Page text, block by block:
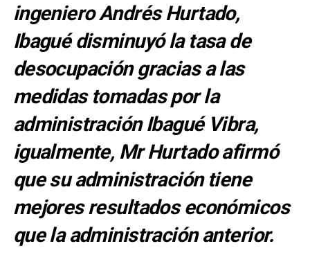
ingeniero Andrés Hurtado,
Ibagué disminuyó la tasa de
desocupación gracias a las
medidas tomadas por la
administración Ibagué Vibra,
igualmente, Mr Hurtado afirmó
que su administración tiene
mejores resultados económicos
que la administración anterior.